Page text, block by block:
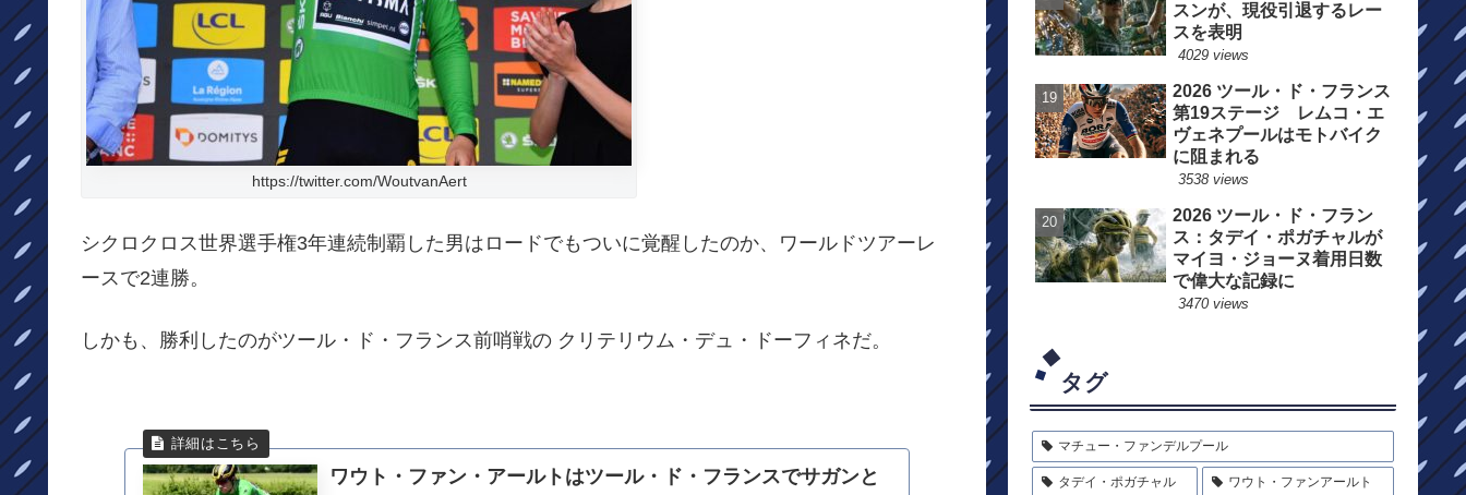
https://twitter.com/WoutvanAert
シクロクロス世界選手権3年連続制覇した男はロードでもついに覚醒したのか、ワールドツアーレ
ースで2連勝。
しかも、勝利したのがツール・ド・フランス前哨戦の クリテリウム・デュ・ドーフィネだ。
ワウト・ファン・アールトはツール・ド・フランスでサガンと
スンが、現役引退するレー
スを表明
4029 views
2026 ツール・ド・フランス
第19ステージ レムコ・エ
ヴェネプールはモトバイク
に阻まれる
3538 views
2026 ツール・ド・フラン
ス：タデイ・ポガチャルが
マイヨ・ジョーヌ着用日数
で偉大な記録に
3470 views
タグ
マチュー・ファンデルプール
タデイ・ポガチャル ワウト・ファンアールト